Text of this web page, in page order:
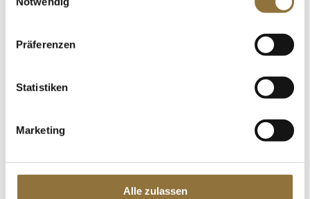
Präferenzen
Statistiken
Marketing
Alle zulassen
€ 4,93
St.
Rotgarnelen, Wildfang, ohne Kopf mit
Schale, ca. 32-40 Stück, TK, 1 kg, ATG